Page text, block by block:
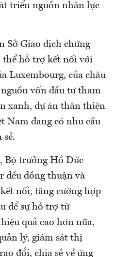
triển nguồn nhân lực
Sở Giao dịch chứng
thể hỗ trợ kết nối với
Luxembourg, của châu
vốn đầu tư tham
xanh, dự án thân thiện
Nam đang có nhu cầu
sẻ.
Bộ trưởng Hồ Đức
đều đồng thuận và
nối, tăng cường hợp
để sự hỗ trợ từ
quả cao hơn nữa,
lý, giám sát thị
đổi, chia sẻ về ứng